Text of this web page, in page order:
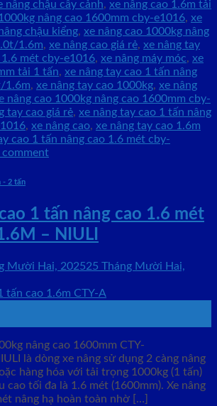
nâng chậu cây cảnh, xe nâng cao 1.6m tải
nâng cao 1600mm cby-e1016, xe
chậu kiểng, xe nâng cao 1000kg nâng
1.6m, xe nâng cao giá rẻ, xe nâng tay
mét cby-e1016, xe nâng máy móc, xe
tải 1 tấn, xe nâng tay cao 1 tấn nâng
1.6m, xe nâng tay cao 1000kg, xe nâng
nâng cao 1000kg nâng cao 1600mm cby-
tay cao giá rẻ, xe nâng tay cao 1 tấn nâng
, xe nâng cao, xe nâng tay cao 1.6m
cao 1 tấn nâng cao 1.6 mét cby-
comment
- 2 tấn
1 tấn nâng cao 1.6 mét
– NIULI
Mười Hai, 202525 Tháng Mười Hai,
nâng cao 1600mm CTY-
là dòng xe nâng sử dụng 2 càng nâng
hàng hóa với tải trọng 1000kg (1 tấn)
cao tối đa là 1.6 mét (1600mm). Xe nâng
nâng hạ hoàn toàn nhờ […]